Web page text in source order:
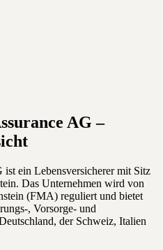
AG –
ein Lebensversicherer mit Sitz
Das Unternehmen wird von
(FMA) reguliert und bietet
, Vorsorge- und
der Schweiz, Italien